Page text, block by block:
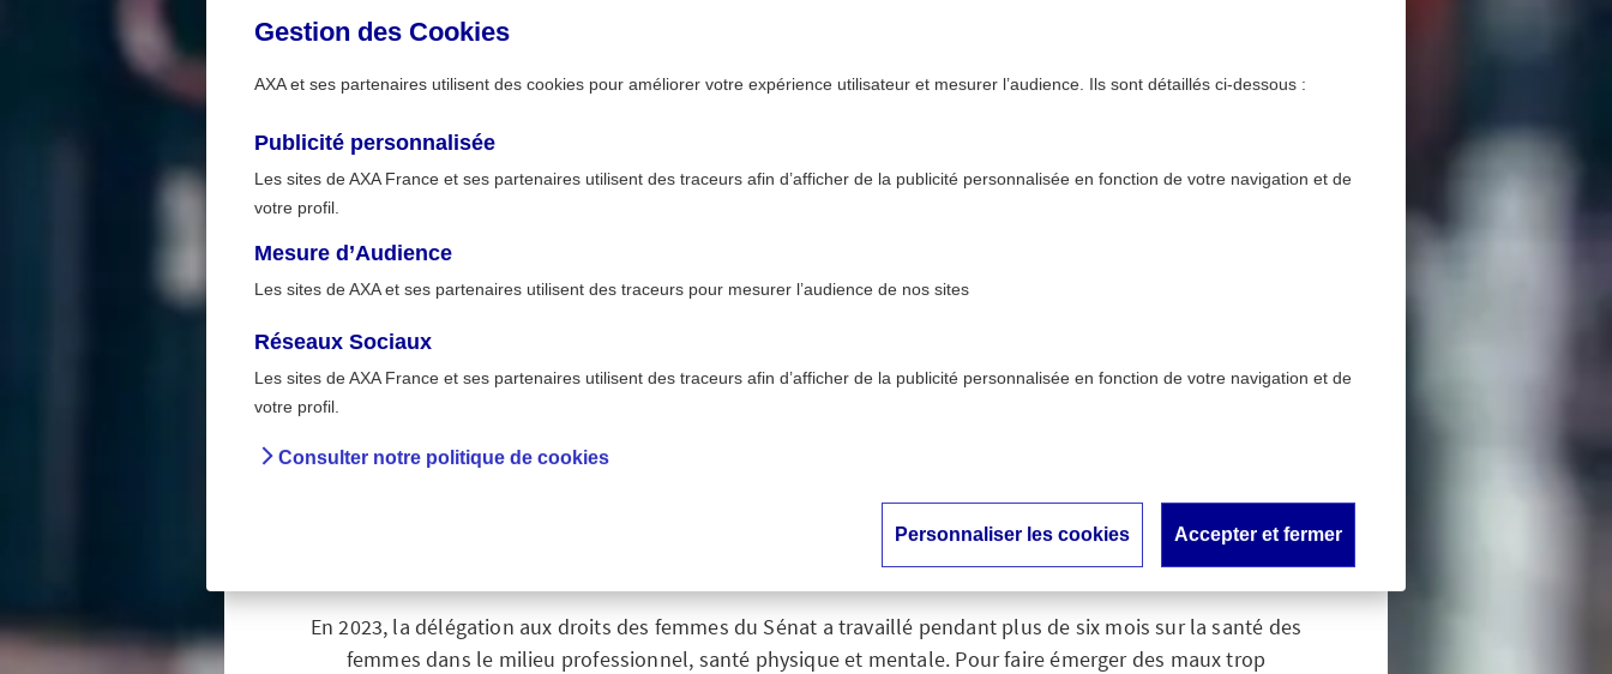
Accueil
La santé des femmes au travail : un
sujet trop peu considéré
En 2023, la délégation aux droits des femmes du Sénat a travaillé pendant plus de six mois sur la santé des
femmes dans le milieu professionnel, santé physique et mentale. Pour faire émerger des maux trop
Gestion des Cookies
AXA et ses partenaires utilisent des cookies pour améliorer votre expérience utilisateur et mesurer l’audience. Ils sont détaillés ci-dessous :
Publicité personnalisée
Les sites de AXA France et ses partenaires utilisent des traceurs afin d’afficher de la publicité personnalisée en fonction de votre navigation et de
votre profil.
Mesure d’Audience
Les sites de AXA et ses partenaires utilisent des traceurs pour mesurer l’audience de nos sites
Réseaux Sociaux
Les sites de AXA France et ses partenaires utilisent des traceurs afin d’afficher de la publicité personnalisée en fonction de votre navigation et de
votre profil.
Consulter notre politique de cookies
Personnaliser les cookies Accepter et fermer